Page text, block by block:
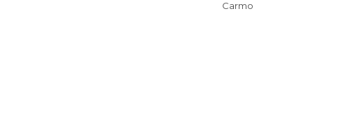
Carmo